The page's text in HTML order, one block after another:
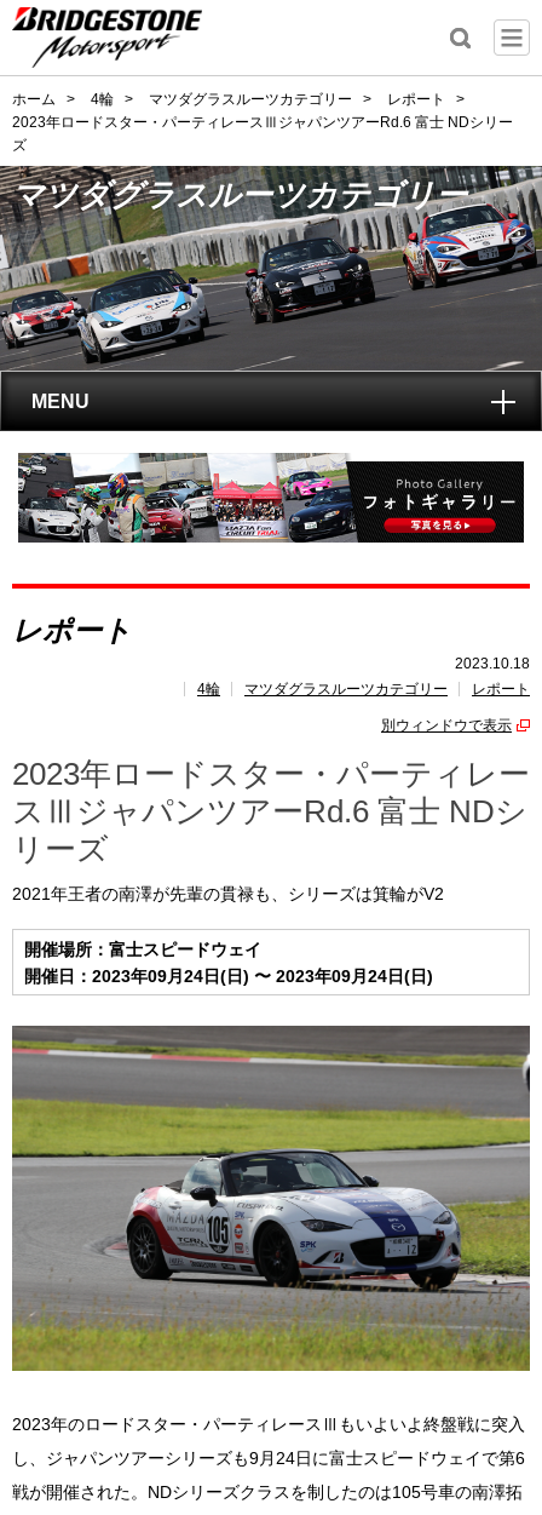
ホーム > 4輪 > マツダグラスルーツカテゴリー > レポート
>
2023年ロードスター・パーティレースⅢジャパンツアーRd.6 富士 NDシリー
ズ
マツダグラスルーツカテゴリー
MENU
トップ
マツダグラスルーツカテゴリーとは?
レポート
レース開催
レポート
2023.10.18
4輪
マツダグラスルーツカテゴリー レポート
別ウィンドウで表示
2023年ロードスター・パーティレー
スⅢジャパンツアーRd.6 富士 NDシ
リーズ
2021年王者の南澤が先輩の貫禄も、シリーズは箕輪がV2
開催場所：富士スピードウェイ
開催日：2023年09月24日(日) 〜 2023年09月24日(日)
2023年のロードスター・パーティレースⅢもいよいよ終盤戦に突入
し、ジャパンツアーシリーズも9月24日に富士スピードウェイで第6
戦が開催された。NDシリーズクラスを制したのは105号車の南澤拓